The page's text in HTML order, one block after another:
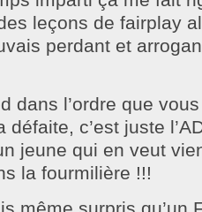
leçons de fairplay
perdant et
dans l’ordre que
défaite, c’est juste
jeune qui en veut
la fourmilière !!!